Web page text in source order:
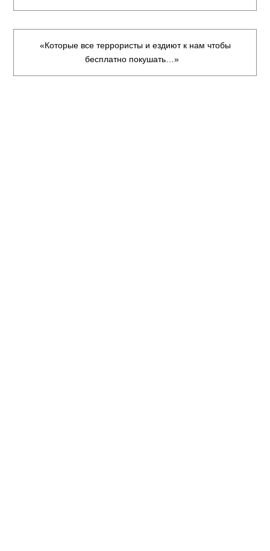
«Которые все террористы и ездиют к нам чтобы
бесплатно покушать…»